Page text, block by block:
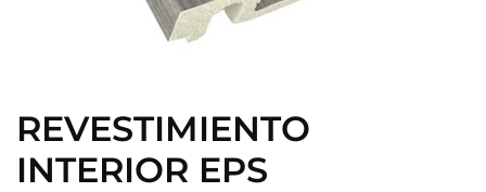
REVESTIMIENTO
INTERIOR EPS